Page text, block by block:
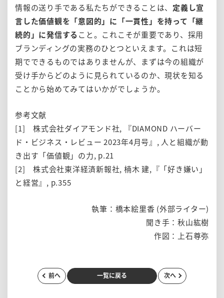
情報の送り手である私たちができることは、 定義し宣
言した価値観を「意図的」に「一貫性」を持って「継
続的」に発信する こと。これこそが重要であり、採用
ブランディングの実務のひとつといえます。これは短
期でできるものではありませんが、まずは今の組織が
受け手からどのように見られているのか、現状を知る
ことから始めてみてはいかがでしょうか。
参考文献
[1] 株式会社ダイアモンド社, 『DIAMOND ハーバー
ド・ビジネス・レビュー 2023年4月号』, 人と組織が動
き出す「価値観」の力, p.21
[2] 株式会社東洋経済新報社, 楠木 建,『「好き嫌い」
と経営』, p.355
執筆：橋本絵里香 (外部ライター)
聞き手：秋山紘樹
作図：上石尊弥
前へ 一覧に戻る 次へ